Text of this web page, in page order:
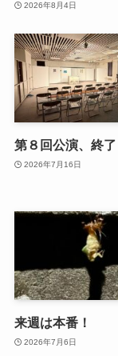
2026年8月4日
第８回公演、終了
2026年7月16日
来週は本番！
2026年7月6日